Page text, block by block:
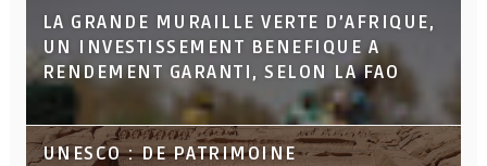
LA GRANDE MURAILLE VERTE D’AFRIQUE,
UN INVESTISSEMENT BENEFIQUE A
RENDEMENT GARANTI, SELON LA FAO
UNESCO : DE PATRIMOINE